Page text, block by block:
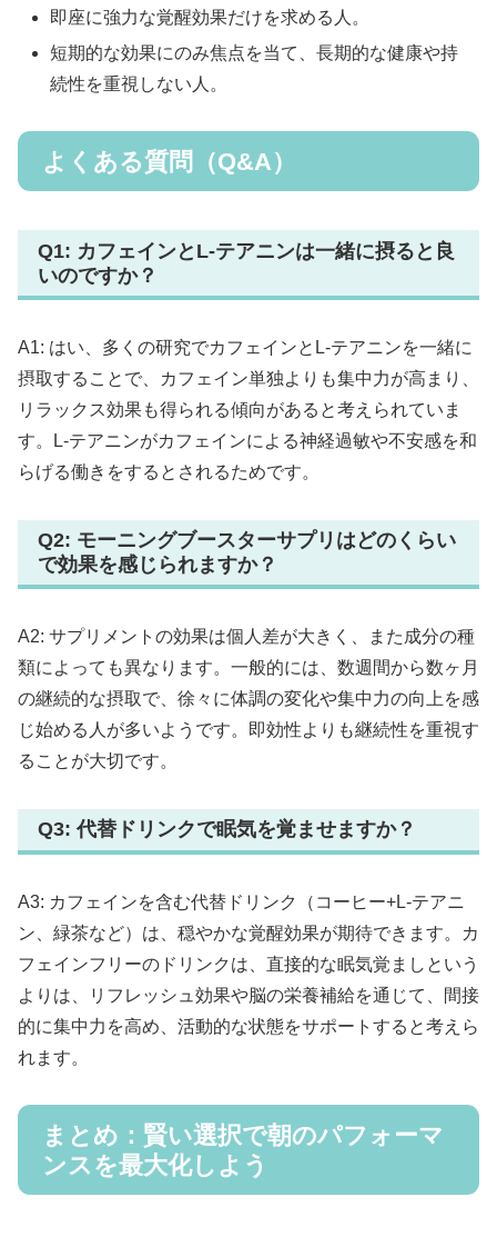
即座に強力な覚醒効果だけを求める人。
短期的な効果にのみ焦点を当て、長期的な健康や持
続性を重視しない人。
よくある質問（Q&A）
Q1: カフェインとL-テアニンは一緒に摂ると良
いのですか？
A1: はい、多くの研究でカフェインとL-テアニンを一緒に
摂取することで、カフェイン単独よりも集中力が高まり、
リラックス効果も得られる傾向があると考えられていま
す。L-テアニンがカフェインによる神経過敏や不安感を和
らげる働きをするとされるためです。
Q2: モーニングブースターサプリはどのくらい
で効果を感じられますか？
A2: サプリメントの効果は個人差が大きく、また成分の種
類によっても異なります。一般的には、数週間から数ヶ月
の継続的な摂取で、徐々に体調の変化や集中力の向上を感
じ始める人が多いようです。即効性よりも継続性を重視す
ることが大切です。
Q3: 代替ドリンクで眠気を覚ませますか？
A3: カフェインを含む代替ドリンク（コーヒー+L-テアニ
ン、緑茶など）は、穏やかな覚醒効果が期待できます。カ
フェインフリーのドリンクは、直接的な眠気覚ましという
よりは、リフレッシュ効果や脳の栄養補給を通じて、間接
的に集中力を高め、活動的な状態をサポートすると考えら
れます。
まとめ：賢い選択で朝のパフォーマ
ンスを最大化しよう